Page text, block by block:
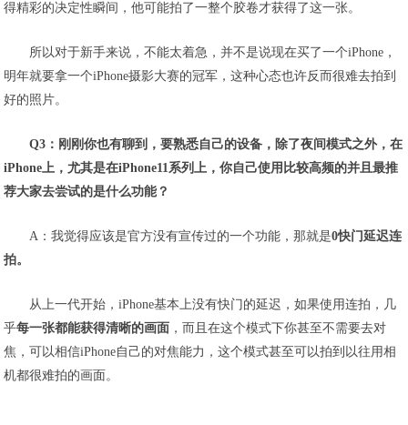
得精彩的决定性瞬间，他可能拍了一整个胶卷才获得了这一张。
所以对于新手来说，不能太着急，并不是说现在买了一个iPhone，
明年就要拿一个iPhone摄影大赛的冠军，这种心态也许反而很难去拍到
好的照片。
Q3：刚刚你也有聊到，要熟悉自己的设备，除了夜间模式之外，在
iPhone上，尤其是在iPhone11系列上，你自己使用比较高频的并且最推
荐大家去尝试的是什么功能？
A：我觉得应该是官方没有宣传过的一个功能，那就是0快门延迟连
拍。
从上一代开始，iPhone基本上没有快门的延迟，如果使用连拍，几
乎每一张都能获得清晰的画面 ，而且在这个模式下你甚至不需要去对
焦，可以相信iPhone自己的对焦能力，这个模式甚至可以拍到以往用相
机都很难拍的画面。